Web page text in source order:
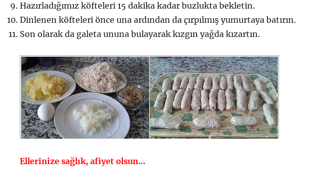
Hazırladığımız köfteleri 15 dakika kadar buzlukta bekletin.
Dinlenen köfteleri önce una ardından da çırpılmış yumurtaya batırın.
Son olarak da galeta ununa bulayarak kızgın yağda kızartın.
Ellerinize sağlık, afiyet olsun…